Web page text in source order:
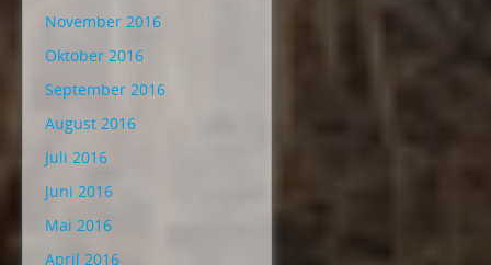
November 2016
Oktober 2016
September 2016
August 2016
Juli 2016
Juni 2016
Mai 2016
April 2016